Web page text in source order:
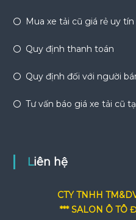
Mua xe tải cũ giá rẻ uy tín
Quy định thanh toán
Quy định đối với người
Tư vấn báo giá xe tải cũ
Liên hệ
CTY TNHH
*** SALON Ô TÔ